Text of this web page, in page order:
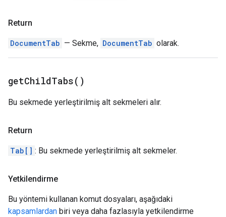
Return
DocumentTab — Sekme, DocumentTab olarak.
getChildTabs( )
Bu sekmede yerleştirilmiş alt sekmeleri alır.
Return
Tab[] : Bu sekmede yerleştirilmiş alt sekmeler.
Yetkilendirme
Bu yöntemi kullanan komut dosyaları, aşağıdaki
kapsamlardan biri veya daha fazlasıyla yetkilendirme